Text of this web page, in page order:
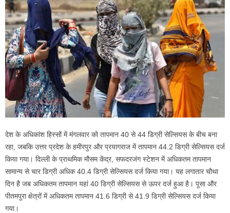
देश के अधिकांश हिस्सों में मंगलवार को तापमान 40 से 44 डिग्री सेल्सियस के बीच बना
रहा, जबकि उत्तर प्रदेश के हमीरपुर और प्रयागराज में तापमान 44.2 डिग्री सेल्सियस दर्ज
किया गया। दिल्ली के प्राथमिक मौसम केंद्र, सफदरजंग स्‍टेशन में अधिकतम तापमान
सामान्य से चार डिग्री अधिक 40.4 डिग्री सेल्सियस दर्ज किया गया। यह लगातार चौथा
दिन है जब अधिकतम तापमान यहां 40 डिग्री सेल्सियस से ऊपर दर्ज हुआ है। पूसा और
पीतमपुरा क्षेत्रों में अधिकतम तापमान 41.6 डिग्री से 41.9 डिग्री सेल्सियस दर्ज किया
गया।